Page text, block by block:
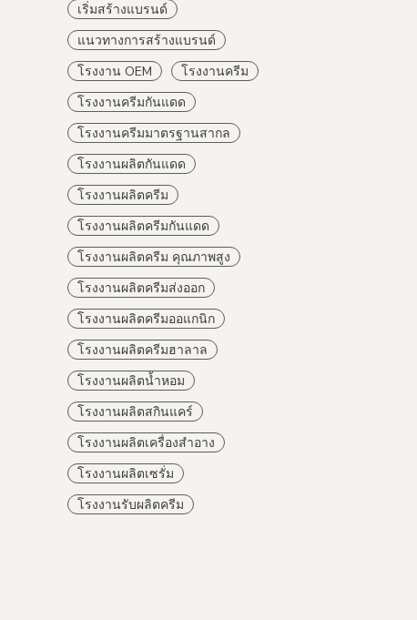
เริ่มสร้างแบรนด์
แนวทางการสร้างแบรนด์
โรงงาน OEM
โรงงานครีม
โรงงานครีมกันแดด
โรงงานครีมมาตรฐานสากล
โรงงานผลิตกันแดด
โรงงานผลิตครีม
โรงงานผลิตครีมกันแดด
โรงงานผลิตครีม คุณภาพสูง
โรงงานผลิตครีมส่งออก
โรงงานผลิตครีมออแกนิก
โรงงานผลิตครีมฮาลาล
โรงงานผลิตน้ำหอม
โรงงานผลิตสกินแคร์
โรงงานผลิตเครื่องสำอาง
โรงงานผลิตเซรั่ม
โรงงานรับผลิตครีม